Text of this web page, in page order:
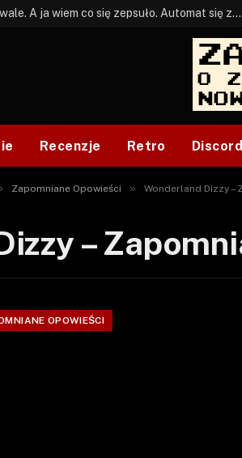
BONUS: Jak w tym kawale. A ja wiem co się zepsuło. Automat się zepsuł.
Recenzje Retro Discord
Zapomniane Opowieści » Wonderland Dizzy –
–
OPOWIEŚCI